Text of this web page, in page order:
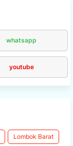
whatsapp
youtube
Lombok Barat